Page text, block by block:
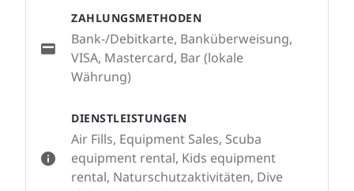
DIENSTLEISTUNGEN
Air Fills, Equipment Sales, Scuba
equipment rental, Kids equipment
rental, Naturschutzaktivitäten, Dive
ZAHLUNGSMETHODEN
Bank-/Debitkarte, Banküberweisung,
VISA, Mastercard, Bar (lokale
Währung)